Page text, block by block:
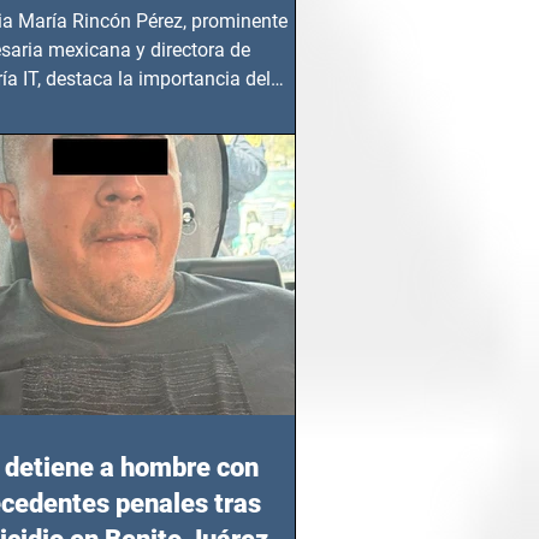
María Rincón Pérez, prominente
mexicana y directora de
IT, destaca la importancia del
detiene a hombre con
penales tras